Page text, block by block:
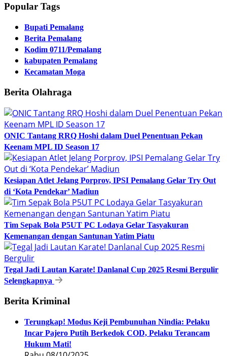
Popular Tags
Bupati Pemalang
Berita Pemalang
Kodim 0711/Pemalang
kabupaten Pemalang
Kecamatan Moga
Berita Olahraga
ONIC Tantang RRQ Hoshi dalam Duel Penentuan Pekan
Keenam MPL ID Season 17
Kesiapan Atlet Jelang Porprov, IPSI Pemalang Gelar Try Out
di ‘Kota Pendekar’ Madiun
Tim Sepak Bola P5UT PC Lodaya Gelar Tasyakuran
Kemenangan dengan Santunan Yatim Piatu
Tegal Jadi Lautan Karate! Danlanal Cup 2025 Resmi Bergulir
Selengkapnya
Berita Kriminal
Terungkap! Modus Keji Pembunuhan Nindia: Pelaku
Incar Pajero Putih Berkedok COD, Pelaku Terancam
Hukum Mati!